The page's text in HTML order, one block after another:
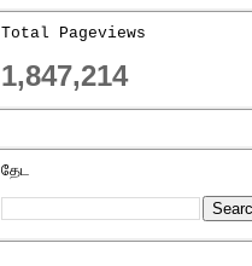
Total Pageviews
1,847,214
தேட